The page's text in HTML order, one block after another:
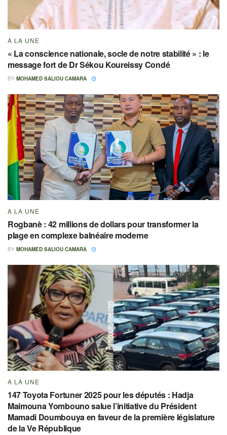
A LA UNE
« La conscience nationale, socle de notre stabilité » : le
message fort de Dr Sékou Koureissy Condé
BY MOHAMED SALIOU CAMARA
A LA UNE
Rogbanè : 42 millions de dollars pour transformer la
plage en complexe balnéaire moderne
BY MOHAMED SALIOU CAMARA
A LA UNE
147 Toyota Fortuner 2025 pour les députés : Hadja
Maimouna Yombouno salue l’initiative du Président
Mamadi Doumbouya en faveur de la première législature
de la Ve République